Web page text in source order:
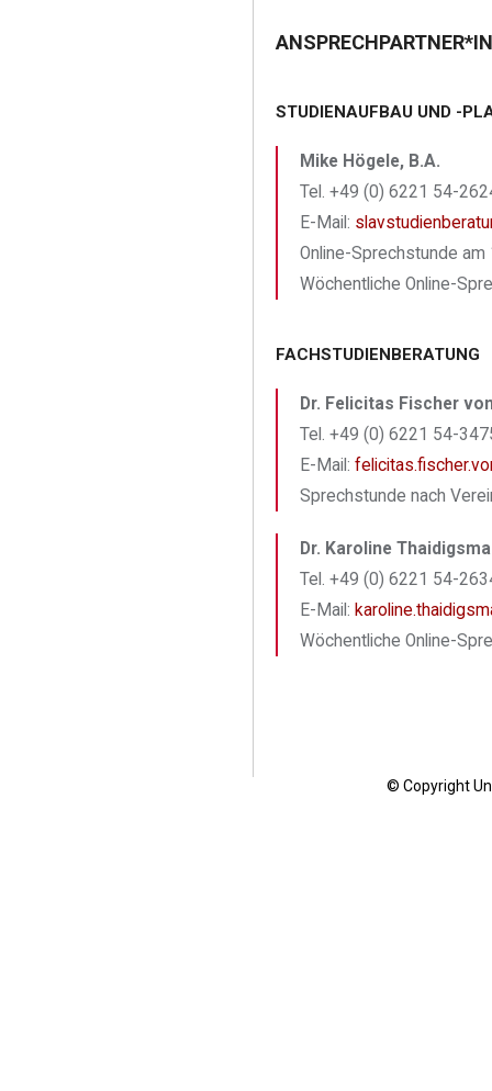
STUDIENAUFBAU UND -
Mike Högele, B.A.
Tel. +49 (0) 6221 54-
E-Mail:
Online-Sprechstunde
Wöchentliche Online-
FACHSTUDIENBERATUNG
Dr. Felicitas Fischer
Tel. +49 (0) 6221 54-
E-Mail:
Sprechstunde nach
Dr. Karoline
Tel. +49 (0) 6221 54-
E-Mail:
Wöchentliche Online-
© Copyright